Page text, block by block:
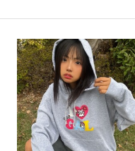
¥8,500
–
¥9,800